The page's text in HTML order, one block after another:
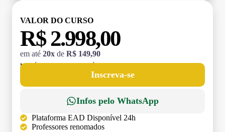
VALOR DO CURSO
R$ 2.998,00
em até 20x de R$ 149,90
MATRÍCULA:
Inscreva-se
Infos pelo WhatsApp
Plataforma EAD Disponível 24h
Professores renomados